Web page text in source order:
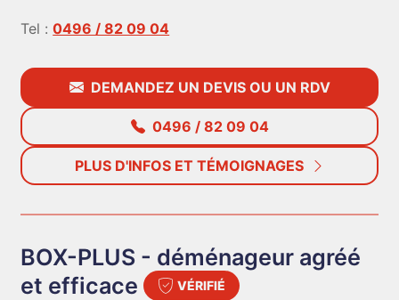
Tel :0496 / 82 09 04
DEMANDEZ UN DEVIS OU UN RDV
0496 / 82 09 04
PLUS D'INFOS ET TÉMOIGNAGES
BOX-PLUS - déménageur agréé
et efficace
VÉRIFIÉ